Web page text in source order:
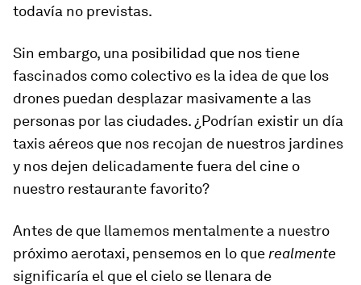
todavía no previstas.
Sin embargo, una posibilidad que nos tiene
fascinados como colectivo es la idea de que los
drones puedan desplazar masivamente a las
personas por las ciudades. ¿Podrían existir un día
taxis aéreos que nos recojan de nuestros jardines
y nos dejen delicadamente fuera del cine o
nuestro restaurante favorito?
Antes de que llamemos mentalmente a nuestro
próximo aerotaxi, pensemos en lo que realmente
significaría el que el cielo se llenara de